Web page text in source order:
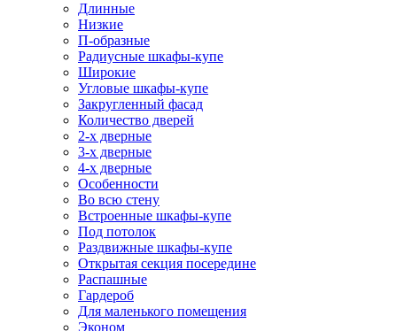
Длинные
Низкие
П-образные
Радиусные шкафы-купе
Широкие
Угловые шкафы-купе
Закругленный фасад
Количество дверей
2-х дверные
3-х дверные
4-х дверные
Особенности
Во всю стену
Встроенные шкафы-купе
Под потолок
Раздвижные шкафы-купе
Открытая секция посередине
Распашные
Гардероб
Для маленького помещения
Эконом